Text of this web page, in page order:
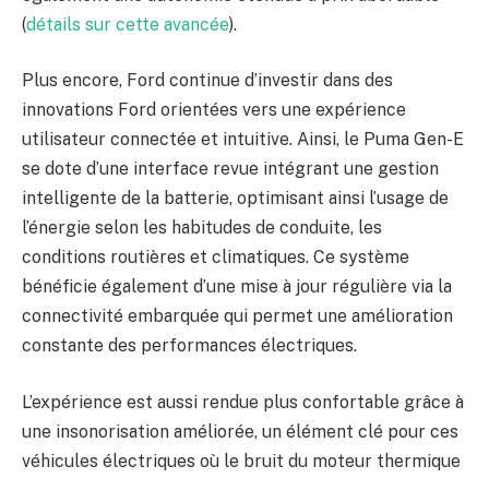
(détails sur cette avancée).
Plus encore, Ford continue d’investir dans des
innovations Ford orientées vers une expérience
utilisateur connectée et intuitive. Ainsi, le Puma Gen-E
se dote d’une interface revue intégrant une gestion
intelligente de la batterie, optimisant ainsi l’usage de
l’énergie selon les habitudes de conduite, les
conditions routières et climatiques. Ce système
bénéficie également d’une mise à jour régulière via la
connectivité embarquée qui permet une amélioration
constante des performances électriques.
L’expérience est aussi rendue plus confortable grâce à
une insonorisation améliorée, un élément clé pour ces
véhicules électriques où le bruit du moteur thermique